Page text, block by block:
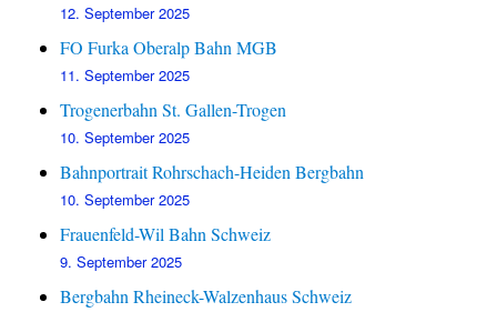
12. September 2025
FO Furka Oberalp Bahn MGB
11. September 2025
Trogenerbahn St. Gallen-Trogen
10. September 2025
Bahnportrait Rohrschach-Heiden Bergbahn
10. September 2025
Frauenfeld-Wil Bahn Schweiz
9. September 2025
Bergbahn Rheineck-Walzenhaus Schweiz